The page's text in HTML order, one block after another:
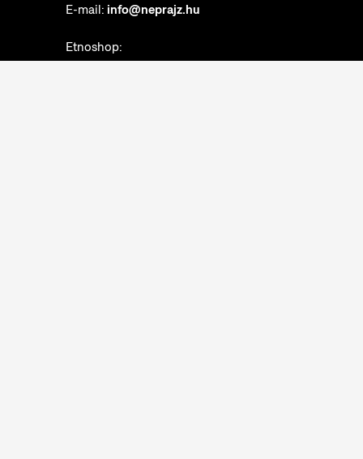
E-mail: info@neprajz.hu
Etnoshop:
+36 1 474 2150